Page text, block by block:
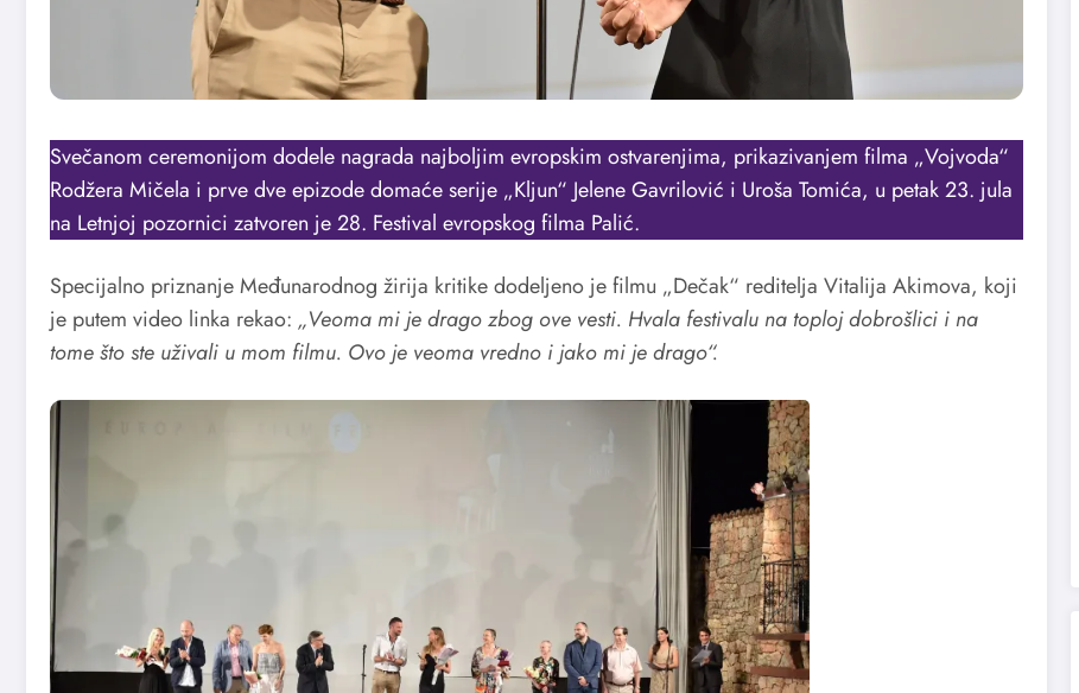
Svečanom ceremonijom dodele nagrada najboljim evropskim ostvarenjima, prikazivanjem filma „Vojvoda“
Rodžera Mičela i prve dve epizode domaće serije „Kljun“ Jelene Gavrilović i Uroša Tomića, u petak 23. jula
na Letnjoj pozornici zatvoren je 28. Festival evropskog filma Palić.
Specijalno priznanje Međunarodnog žirija kritike dodeljeno je filmu „Dečak“ reditelja Vitalija Akimova, koji
je putem video linka rekao: „Veoma mi je drago zbog ove vesti. Hvala festivalu na toploj dobrošlici i na
tome što ste uživali u mom filmu. Ovo je veoma vredno i jako mi je drago“.